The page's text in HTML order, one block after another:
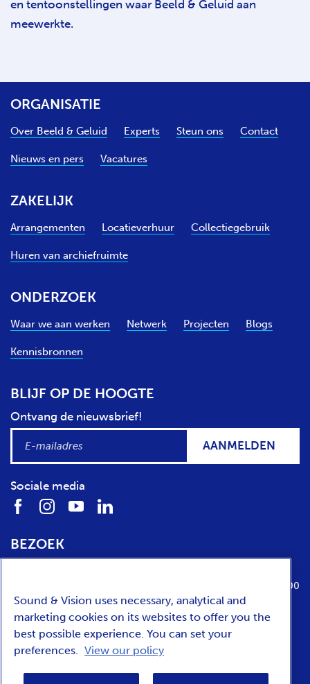
en tentoonstellingen waar Beeld & Geluid aan
meewerkte.
ORGANISATIE
Over Beeld & Geluid Experts Steun ons Contact
Nieuws en pers Vacatures
ZAKELIJK
Arrangementen Locatieverhuur Collectiegebruik
Huren van archiefruimte
ONDERZOEK
Waar we aan werken Netwerk Projecten Blogs
Kennisbronnen
BLIJF OP DE HOOGTE
Ontvang de nieuwsbrief!
AANMELDEN
Sociale media
BEZOEK
1217 WE Hilversum
dinsdag t/m zondag van 10:00 tot 17:00
ENGLISH
Sound & Vision uses necessary, analytical and
marketing cookies on its websites to offer you the
best possible experience. You can set your
preferences. View our policy